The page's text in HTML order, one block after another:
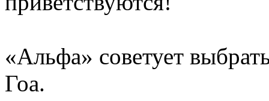
«Альфа» советует
Гоа.